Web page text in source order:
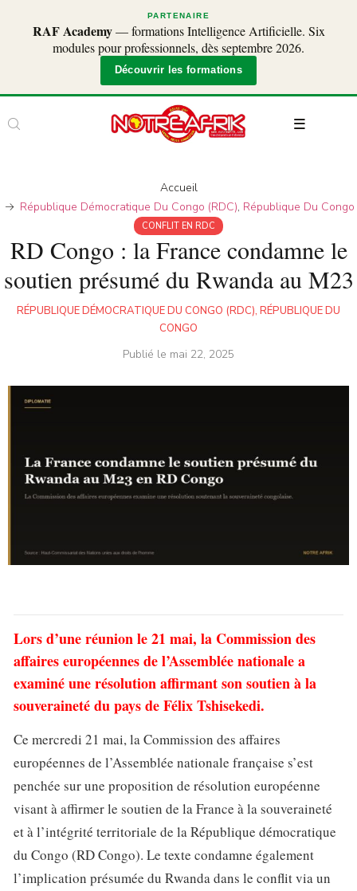
PARTENAIRE
RAF Academy— formations Intelligence Artificielle. Six
modules pour professionnels, dès septembre 2026.
Découvrir les formations
Accueil
République Démocratique Du Congo (RDC), République Du Congo
CONFLIT EN RDC
RD Congo : la France condamne le
soutien présumé du Rwanda au M23
RÉPUBLIQUE DÉMOCRATIQUE DU CONGO (RDC), RÉPUBLIQUE DU
CONGO
Publié le mai 22, 2025
Lors d’une réunion le 21 mai, la Commission des
affaires européennes de l’Assemblée nationale a
examiné une résolution affirmant son soutien à la
souveraineté du pays de Félix Tshisekedi.
Ce mercredi 21 mai, la Commission des affaires
européennes de l’Assemblée nationale française s’est
penchée sur une proposition de résolution européenne
visant à affirmer le soutien de la France à la souveraineté
et à l’intégrité territoriale de la République démocratique
du Congo (RD Congo). Le texte condamne également
l’implication présumée du Rwanda dans le conflit via un